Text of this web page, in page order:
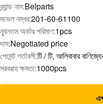
ব্র্যান্ড নাম:Belparts
মডেল নম্বর:201-60-61100
ন্যূনতম অর্ডার পরিমাণ:1pcs
দাম:Negotiated price
পেমেন্ট শর্তাবলী:টি / টি, আলিবাবার
সরবরাহ ক্ষমতা:1000pcs